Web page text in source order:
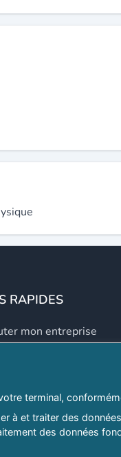
RAPIDES
mon entreprise
par secteurs
par willayas
terminal,
à et traiter des
des données